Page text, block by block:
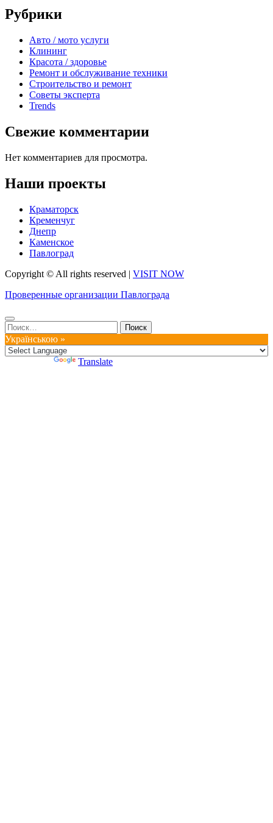
Рубрики
Авто / мото услуги
Клининг
Красота / здоровье
Ремонт и обслуживание техники
Строительство и ремонт
Советы эксперта
Trends
Свежие комментарии
Нет комментариев для просмотра.
Наши проекты
Краматорск
Кременчуг
Днепр
Каменское
Павлоград
Copyright © All rights reserved | VISIT NOW
Проверенные организации Павлограда
Найти:
Українською »
Translate